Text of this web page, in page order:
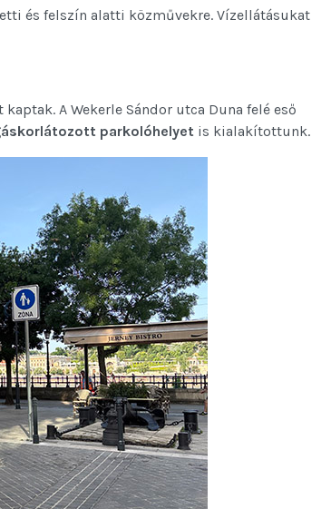
és felszín alatti közművekre. Vízellátásukat
A Wekerle Sándor utca Duna felé eső
parkolóhelyet is kialakítottunk.